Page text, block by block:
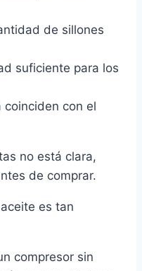
de sillones
suficiente para los
coinciden con el
no está clara,
de comprar.
es tan
compresor sin